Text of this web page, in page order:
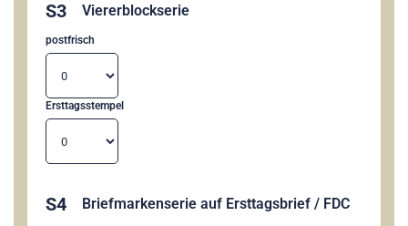
S3 Viererblockserie
postfrisch
Ersttagsstempel
S4 Briefmarkenserie auf Ersttagsbrief / FDC